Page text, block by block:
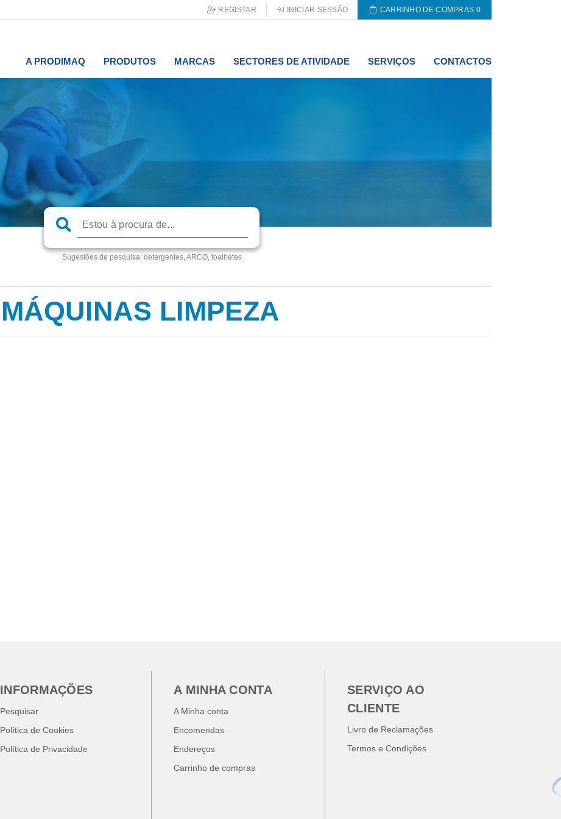
REGISTAR INICIAR SESSÃO CARRINHO DE COMPRAS 0
A PRODIMAQ PRODUTOS MARCAS SECTORES DE ATIVIDADE SERVIÇOS CONTACTOS
Sugestões de pesquisa:detergentes, ARCO, toalhetes
MÁQUINAS LIMPEZA
INFORMAÇÕES
Pesquisar
Política de Cookies
Política de Privacidade
A MINHA CONTA
A Minha conta
Encomendas
Endereços
Carrinho de compras
SERVIÇO AO
CLIENTE
Livro de Reclamações
Termos e Condições